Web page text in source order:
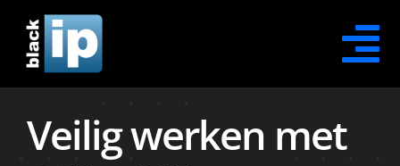
content
Contact Opnemen
Veilig werken met